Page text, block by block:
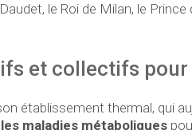
le Roi de Milan, le Prince
et collectifs
établissement thermal, qui
maladies métaboliques